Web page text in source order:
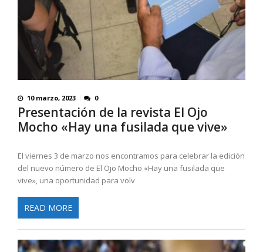
10 marzo, 2023 0
Presentación de la revista El Ojo
Mocho «Hay una fusilada que vive»
El viernes 3 de marzo nos encontramos para celebrar la edición
del nuevo número de El Ojo Mocho «Hay una fusilada que
vive», una oportunidad para volv
READ MORE